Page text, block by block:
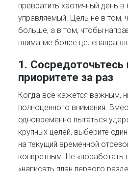
превратить хаотичный день
управляемый. Цель не в том,
больше, а в том, чтобы
внимание более
1. Сосредоточьтесь
приоритете за раз
Когда всё кажется важным,
полноценного внимания.
одновременно пытаться
крупных целей, выберите
на текущий временной
конкретным. Не «поработать
«написать план первого